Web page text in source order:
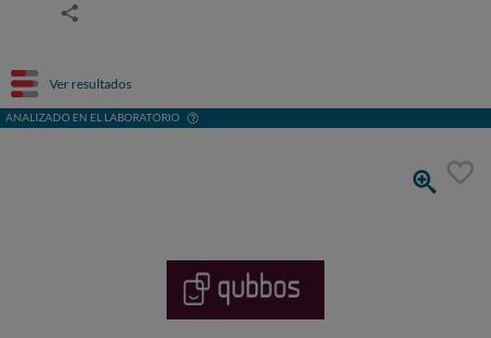
Ver resultados
ANALIZADO EN EL LABORATORIO